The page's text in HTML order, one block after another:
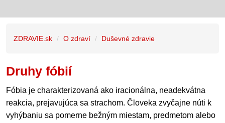
ZDRAVIE.sk O zdraví Duševné zdravie
Druhy fóbií
Fóbia je charakterizovaná ako iracionálna, neadekvátna
reakcia, prejavujúca sa strachom. Človeka zvyčajne núti k
vyhýbaniu sa pomerne bežným miestam, predmetom alebo